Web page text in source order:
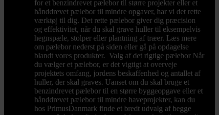
for et benzindrevet pælebor til større projekter eller et
hånddrevet pælebor til mindre opgaver, har vi det rette
værktøj til dig. Det rette pælebor giver dig præcision
og effektivitet, når du skal grave huller til eksempelvis
hegnspæle, stolper eller plantning af træer. Læs mere
om pælebor nederst på siden eller gå på opdagelse
blandt vores produkter. Valg af det rigtige pælebor Når
du vælger et pælebor, er det vigtigt at overveje
projektets omfang, jordens beskaffenhed og antallet af
huller, der skal graves. Uanset om du skal bruge et
benzindrevet pælebor til en større byggeopgave eller et
hånddrevet pælebor til mindre haveprojekter, kan du
hos PrimusDanmark finde et bredt udvalg af begge